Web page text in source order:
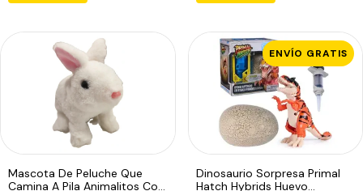
Mascota De Peluche Que
Camina A Pila Animalitos Con
ENVÍO GRATIS
Dinosaurio Sorpresa Primal
Hatch Hybrids Huevo